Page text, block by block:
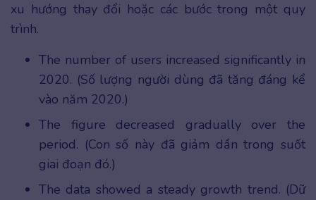
xu hướng thay đổi hoặc các bước trong một quy
trình.
The number of users increased significantly in
2020. (Số lượng người dùng đã tăng đáng kể
vào năm 2020.)
The figure decreased gradually over the
period. (Con số này đã giảm dần trong suốt
giai đoạn đó.)
The data showed a steady growth trend. (Dữ